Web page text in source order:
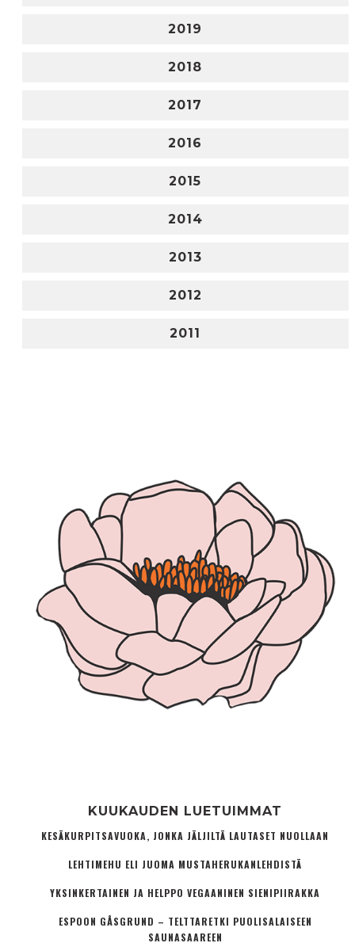
2019
2018
2017
2016
2015
2014
2013
2012
2011
KUUKAUDEN LUETUIMMAT
KESÄKURPITSAVUOKA, JONKA JÄLJILTÄ LAUTASET NUOLLAAN
LEHTIMEHU ELI JUOMA MUSTAHERUKANLEHDISTÄ
YKSINKERTAINEN JA HELPPO VEGAANINEN SIENIPIIRAKKA
ESPOON GÅSGRUND – TELTTARETKI PUOLISALAISEEN
SAUNASAAREEN